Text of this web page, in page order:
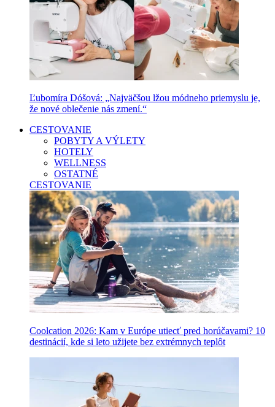
Ľubomíra Dóšová: „Najväčšou lžou módneho priemyslu je,
že nové oblečenie nás zmení.“
CESTOVANIE
POBYTY A VÝLETY
HOTELY
WELLNESS
OSTATNÉ
CESTOVANIE
Coolcation 2026: Kam v Európe utiecť pred horúčavami? 10
destinácií, kde si leto užijete bez extrémnych teplôt